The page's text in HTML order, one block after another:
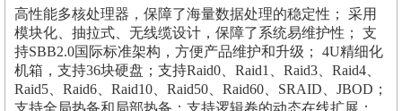
高性能多核处理器，保障了海量数据处理的稳定性； 采用
模块化、抽拉式、无线缆设计，保障了系统易维护性； 支
持SBB2.0国际标准架构，方便产品维护和升级； 4U精细化
机箱，支持36块硬盘；支持Raid0、Raid1、Raid3、Raid4、
Raid5、Raid6、Raid10、Raid50、Raid60、SRAID、JBOD；
支持全局热备和局部热备；支持逻辑卷的动态在线扩展；